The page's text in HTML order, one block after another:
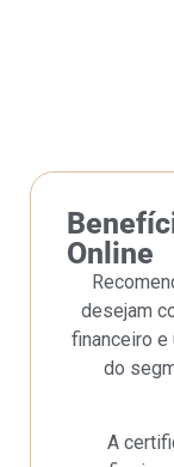
Online
desejam
financeiro
do
A